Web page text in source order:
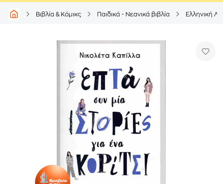
Βιβλία & Κόμικς Παιδικά - Νεανικά βιβλία Ελληνική